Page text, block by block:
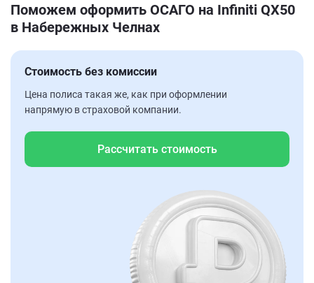
Поможем оформить ОСАГО на Infiniti QX50
в Набережных Челнах
Стоимость без комиссии
Цена полиса такая же, как при оформлении
напрямую в страховой компании.
Рассчитать стоимость